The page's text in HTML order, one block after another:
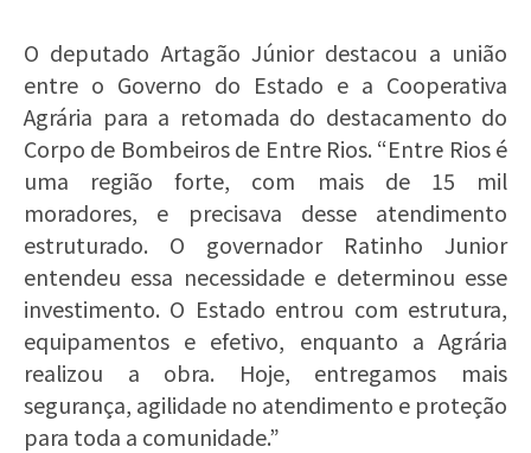
O deputado Artagão Júnior destacou a união
entre o Governo do Estado e a Cooperativa
Agrária para a retomada do destacamento do
Corpo de Bombeiros de Entre Rios. “Entre Rios é
uma região forte, com mais de 15 mil
moradores, e precisava desse atendimento
estruturado. O governador Ratinho Junior
entendeu essa necessidade e determinou esse
investimento. O Estado entrou com estrutura,
equipamentos e efetivo, enquanto a Agrária
realizou a obra. Hoje, entregamos mais
segurança, agilidade no atendimento e proteção
para toda a comunidade.”